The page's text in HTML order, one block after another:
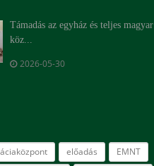
Támadás az egyház és teljes magyar
köz...
2026-05-30
előadás EMNT